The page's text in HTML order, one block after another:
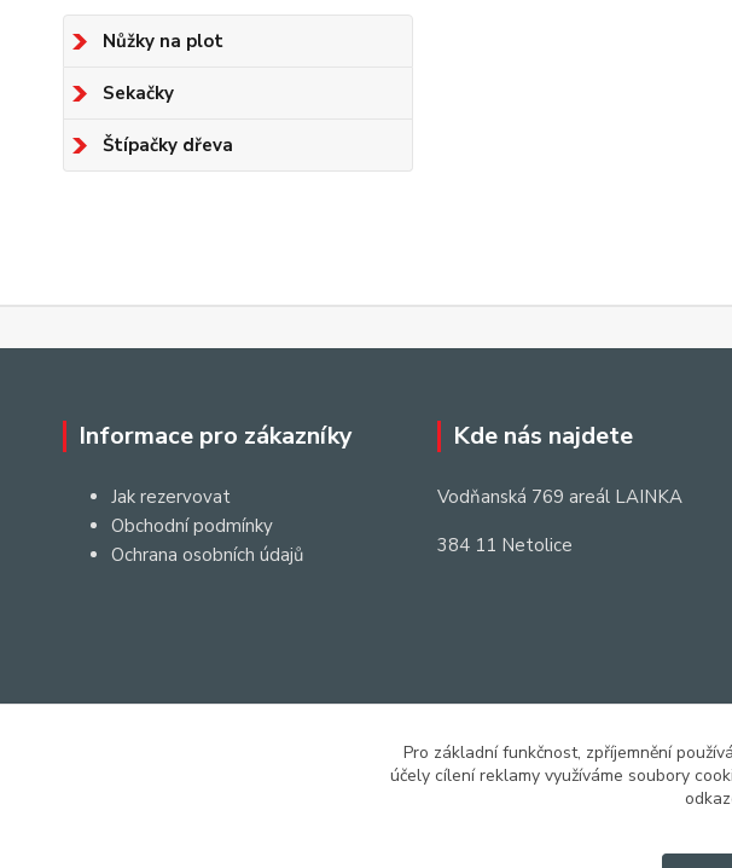
Nůžky na plot
Sekačky
Štípačky dřeva
Informace pro zákazníky
Jak rezervovat
Obchodní podmínky
Ochrana osobních údajů
Kde nás najdete
Vodňanská 769 areál LAINKA
384 11 Netolice
Pro základní funkčnost, zpříjemnění
účely cílení reklamy využíváme soubory